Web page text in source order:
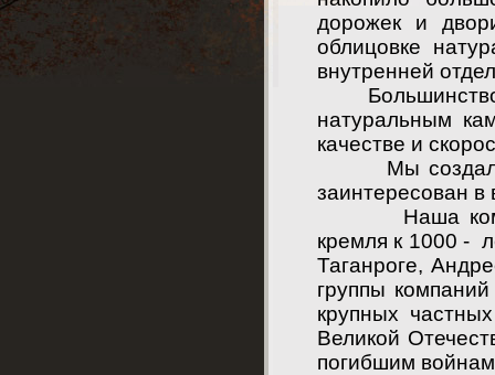
дорожек и
облицовке
внутренней
Большинство
натуральным
качестве и
Мы создали
заинтересован в
Наша
кремля к 1000 -
Таганроге,
группы
крупных
Великой
погибшим